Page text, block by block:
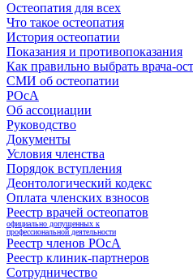
Остеопатия для всех
Что такое остеопатия
История остеопатии
Показания и противопоказания
Как правильно выбрать врача-
СМИ об остеопатии
РОсА
Об ассоциации
Руководство
Документы
Условия членства
Порядок вступления
Деонтологический кодекс
Оплата членских взносов
Реестр врачей остеопатов
официально допущенных к
профессиональной деятельности
Реестр членов РОсА
Реестр клиник-партнеров
Сотрудничество